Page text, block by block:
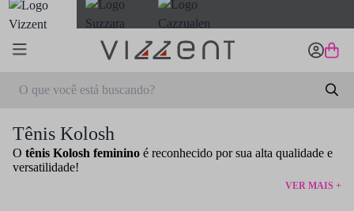
Tênis Kolosh
O tênis Kolosh feminino é reconhecido por sua alta qualidade e
versatilidade!
VER MAIS +